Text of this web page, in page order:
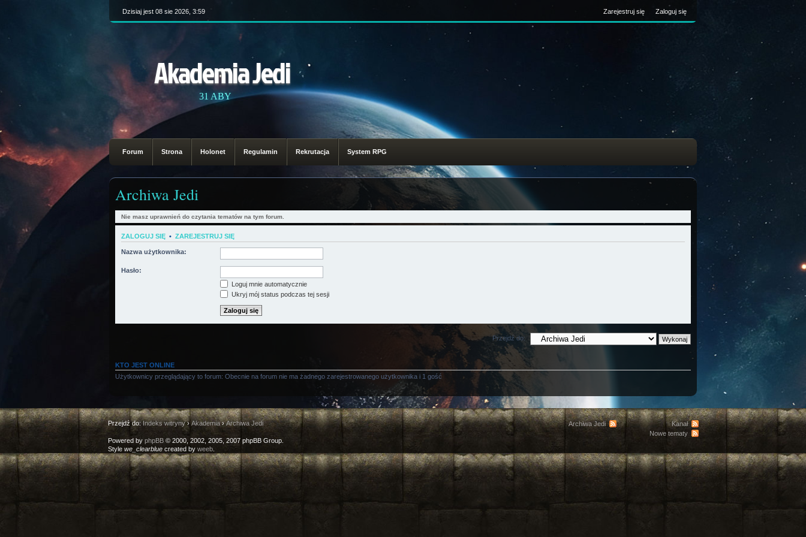
Dzisiaj jest 08 sie 2026, 3:59 Zarejestruj się Zaloguj się
Akademia Jedi
31 ABY
Forum Strona Holonet Regulamin Rekrutacja System RPG
Archiwa Jedi
Nie masz uprawnień do czytania tematów na tym forum.
ZALOGUJ SIĘ • ZAREJESTRUJ SIĘ
Nazwa użytkownika:
Hasło:
Loguj mnie automatycznie
Ukryj mój status podczas tej sesji
Przejdź do:
KTO JEST ONLINE
Użytkownicy przeglądający to forum: Obecnie na forum nie ma żadnego zarejestrowanego użytkownika i 1 gość
Przejdź do:Indeks witryny› Akademia›Archiwa Jedi
Powered by phpBB© 2000, 2002, 2005, 2007 phpBB Group.
Style we_clearbluecreated by weeb.
Kanał
Nowe tematy
Archiwa Jedi